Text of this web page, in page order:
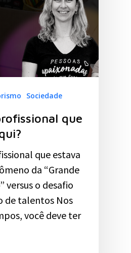
Sociedade
que
que estava
da “Grande
versus o desafio
de talentos Nos
você deve ter